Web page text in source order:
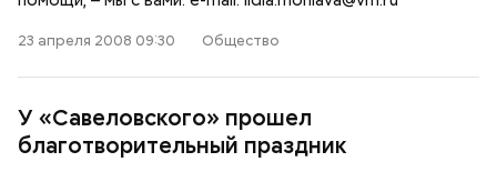
23 апреля 2008 09:30 Общество
У «Савеловского» прошел
благотворительный праздник